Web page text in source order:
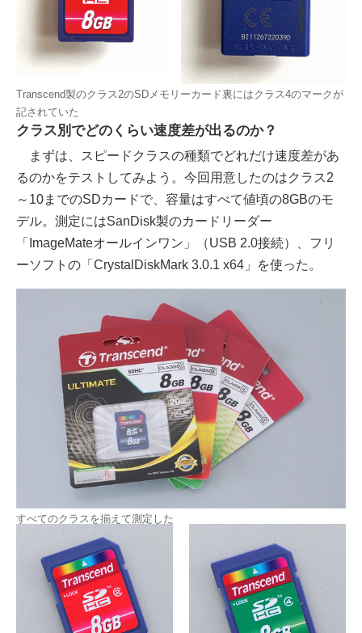
Transcend製のクラス2のSDメモリーカード裏にはクラス4のマークが
記されていた
クラス別でどのくらい速度差が出るのか？
まずは、スピードクラスの種類でどれだけ速度差があ
るのかをテストしてみよう。今回用意したのはクラス2
～10までのSDカードで、容量はすべて値頃の8GBのモ
デル。測定にはSanDisk製のカードリーダー
「ImageMateオールインワン」（USB 2.0接続）、フリ
ーソフトの「CrystalDiskMark 3.0.1 x64」を使った。
すべてのクラスを揃えて測定した